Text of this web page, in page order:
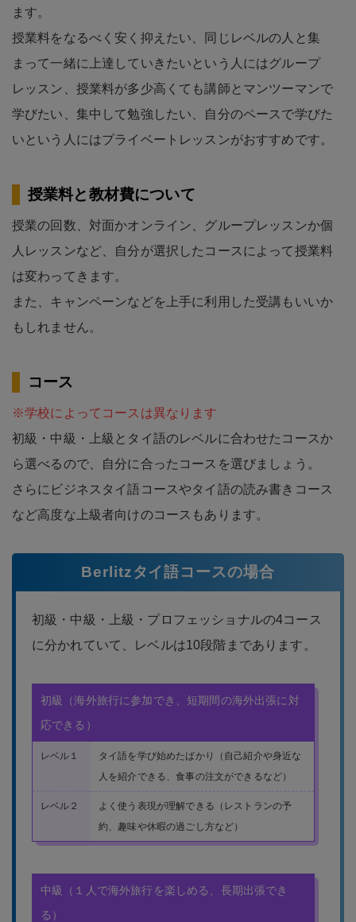
ます。
授業料をなるべく安く抑えたい、同じレベルの人と集
まって一緒に上達していきたいという人にはグループ
レッスン、授業料が多少高くても講師とマンツーマンで
学びたい、集中して勉強したい、自分のペースで学びた
いという人にはプライベートレッスンがおすすめです。
授業料と教材費について
授業の回数、対面かオンライン、グループレッスンか個
人レッスンなど、自分が選択したコースによって授業料
は変わってきます。
また、キャンペーンなどを上手に利用した受講もいいか
もしれません。
コース
※学校によってコースは異なります
初級・中級・上級とタイ語のレベルに合わせたコースか
ら選べるので、自分に合ったコースを選びましょう。
さらにビジネスタイ語コースやタイ語の読み書きコース
など高度な上級者向けのコースもあります。
Berlitzタイ語コースの場合
初級・中級・上級・プロフェッショナルの4コース
に分かれていて、レベルは10段階まであります。
初級（海外旅行に参加でき、短期間の海外出張に対
応できる）
レベル１
タイ語を学び始めたばかり（自己紹介や身近な
人を紹介できる、食事の注文ができるなど）
レベル２
よく使う表現が理解できる（レストランの予
約、趣味や休暇の過ごし方など）
中級（１人で海外旅行を楽しめる、長期出張でき
る）